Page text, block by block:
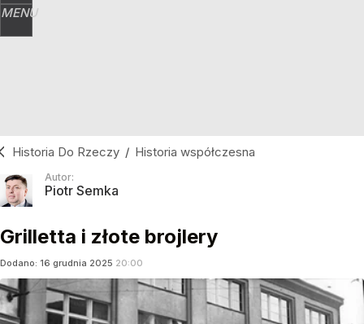
MENU
Historia Do Rzeczy / Historia współczesna
Autor:
Piotr Semka
Grilletta i złote brojlery
Dodano: 16 grudnia 2025 20:00